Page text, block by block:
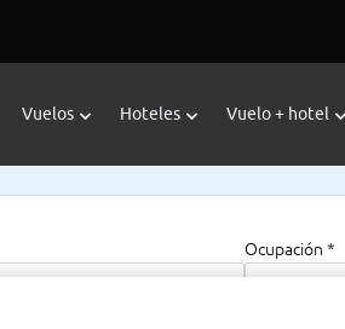
Vuelos Hoteles Vuelo + hotel
Ocupación *